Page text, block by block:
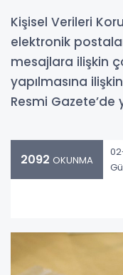
Kişisel Verileri
elektronik
mesajlara ilişkin
yapılmasına
Resmi Gazete’de
2092 OKUNMA